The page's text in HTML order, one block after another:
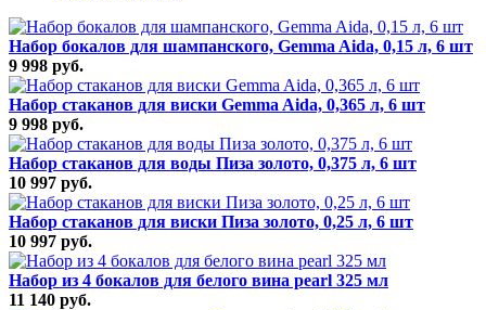
Набор бокалов для шампанского, Gemma Aida, 0,15 л, 6 шт
9 998 руб.
Набор стаканов для виски Gemma Aida, 0,365 л, 6 шт
9 998 руб.
Набор стаканов для воды Пиза золото, 0,375 л, 6 шт
10 997 руб.
Набор стаканов для виски Пиза золото, 0,25 л, 6 шт
10 997 руб.
Набор из 4 бокалов для белого вина pearl 325 мл
11 140 руб.